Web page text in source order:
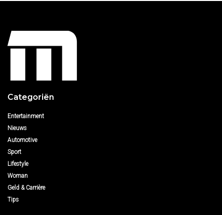
Categoriën
Entertainment
Nieuws
Automotive
Sport
Lifestyle
Woman
Geld & Carrière
Tips